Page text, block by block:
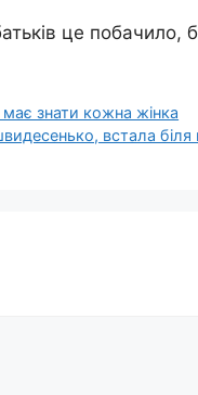
це побачило,
має знати кожна жінка
встала біля